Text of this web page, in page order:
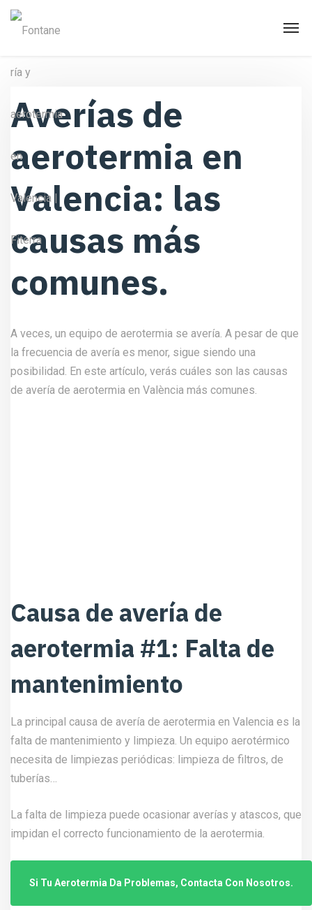
Averías de
aerotermia en
Valencia: las
causas más
comunes.
A veces, un equipo de aerotermia se avería. A pesar de que
la frecuencia de avería es menor, sigue siendo una
posibilidad. En este artículo, verás cuáles son las causas
de avería de aerotermia en València más comunes.
Causa de avería de
aerotermia #1: Falta de
mantenimiento
La principal causa de avería de aerotermia en Valencia es la
falta de mantenimiento y limpieza. Un equipo aerotérmico
necesita de limpiezas periódicas: limpieza de filtros, de
tuberías…
La falta de limpieza puede ocasionar averías y atascos, que
impidan el correcto funcionamiento de la aerotermia.
Si Tu Aerotermia Da Problemas, Contacta Con Nosotros.